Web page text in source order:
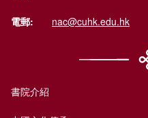
電郵: nac@cuhk.edu.hk
書院介紹